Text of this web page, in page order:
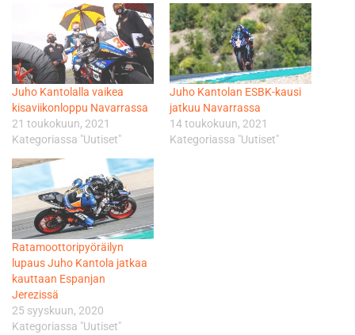
Juho Kantolalla vaikea
kisaviikonloppu Navarrassa
21 toukokuun, 2021
Kategoriassa "Uutiset"
Juho Kantolan ESBK-kausi
jatkuu Navarrassa
14 toukokuun, 2021
Kategoriassa "Uutiset"
Ratamoottoripyöräilyn
lupaus Juho Kantola jatkaa
kauttaan Espanjan
Jerezissä
25 syyskuun, 2020
Kategoriassa "Uutiset"